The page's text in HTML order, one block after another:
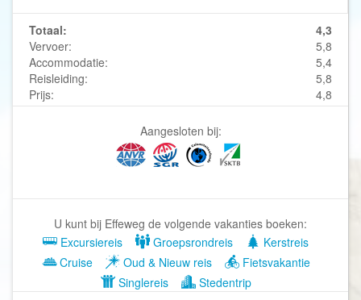
Totaal:
4,3
Vervoer:
5,8
Accommodatie:
5,4
Reisleiding:
5,8
Prijs:
4,8
Aangesloten bij:
U kunt bij Effeweg de volgende vakanties boeken:
Excursiereis
Groepsrondreis
Kerstreis
Cruise
Oud & Nieuw reis
Fietsvakantie
Singlereis
Stedentrip